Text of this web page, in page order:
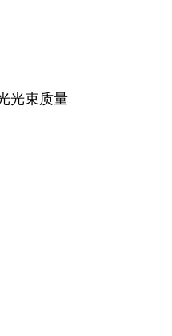
光束质量